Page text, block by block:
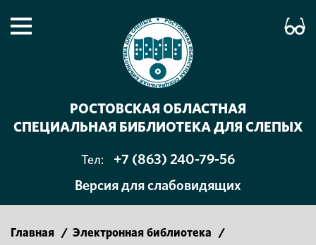
РОСТОВСКАЯ ОБЛАСТНАЯ
СПЕЦИАЛЬНАЯ БИБЛИОТЕКА ДЛЯ СЛЕПЫХ
Тел:
+7 (863) 240-79-56
Версия для слабовидящих
Главная / Электронная библиотека
/